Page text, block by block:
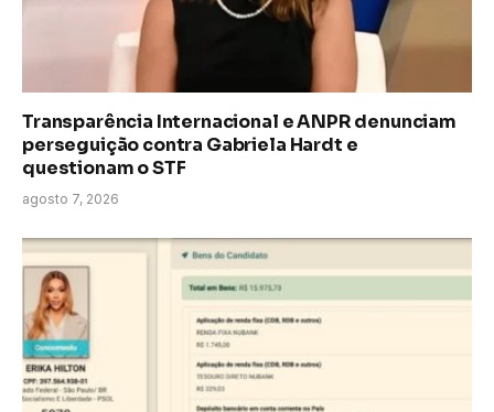
Transparência Internacional e ANPR denunciam
perseguição contra Gabriela Hardt e
questionam o STF
agosto 7, 2026